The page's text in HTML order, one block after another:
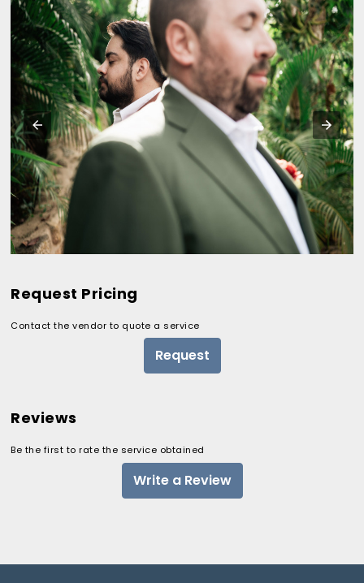
Request Pricing
Contact the vendor to quote a service
Request
Reviews
Be the first to rate the service obtained
Write a Review